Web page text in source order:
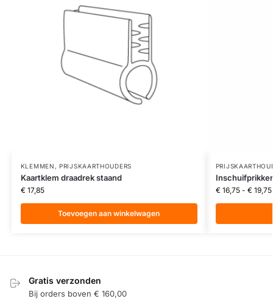
KLEMMEN , PRIJSKAARTHOUDERS
Kaartklem draadrek staand
€17,85
Toevoegen aan winkelwagen
Inschuifprikker
€16,75 - €19,75
Gratis verzonden
Bij orders boven € 160,00